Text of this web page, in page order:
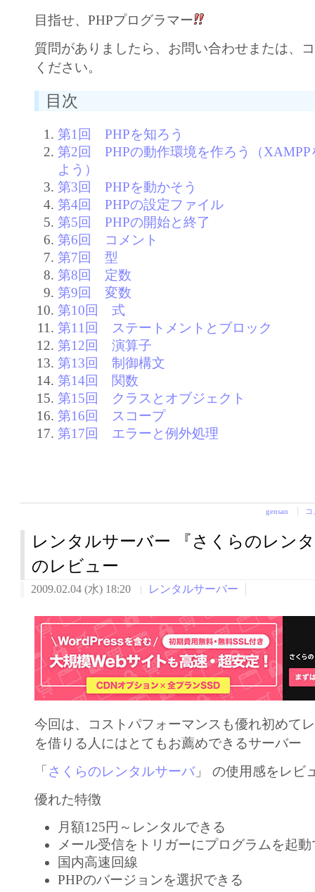
目指せ、PHPプログラマー
質問がありましたら、お問い合わせまたは、
ください。
目次
第1回 PHPを知ろう
第2回 PHPの動作環境を作ろう（XAMPP
よう）
第3回 PHPを動かそう
第4回 PHPの設定ファイル
第5回 PHPの開始と終了
第6回 コメント
第7回 型
第8回 定数
第9回 変数
第10回 式
第11回 ステートメントとブロック
第12回 演算子
第13回 制御構文
第14回 関数
第15回 クラスとオブジェクト
第16回 スコープ
第17回 エラーと例外処理
gensan
レンタルサーバー 『さくらのレン
のレビュー
2009.02.04 (水) 18:20 レンタルサーバー
今回は、コストパフォーマンスも優れ初めて
を借りる人にはとてもお薦めできるサーバー
「 さくらのレンタルサーバ」 の使用感をレビ
優れた特徴
月額125円～レンタルできる
メール受信をトリガーにプログラムを起
国内高速回線
PHPのバージョンを選択できる